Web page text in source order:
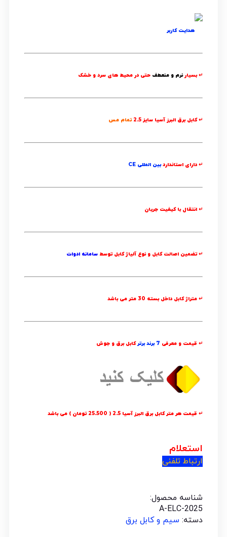
↵ بسیار نرم و منعطف حتی در محیط های سرد و خشک
↵ کابل برق البرز آسیا سایز 2.5 تمام مس
↵ دارای استانداردبین المللی CE
↵ انتقال با کیفیت جریان
↵ تضمین اصالت کابل و نوع آلیاژ کابل توسط سامانه ادوات
↵ متراژ کابل داخل بسته 30 متر می باشد
↵ قیمت و معرفی 7 برند برتر کابل برق و جوش
↵ قیمت هر متر کابل برق البرز آسیا 2.5 ( 25.500 تومان ) می باشد
استعلام
ارتباط تلفنی
شناسه محصول:
A-ELC-2025
دسته: سیم و کابل برق